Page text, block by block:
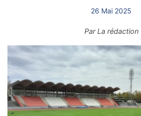
26 Mai 2025
ParLa rédaction